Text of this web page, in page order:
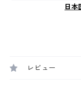
日本
レビュー